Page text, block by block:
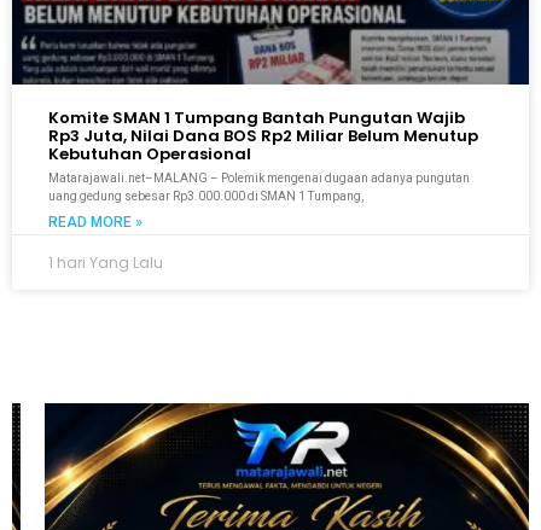
Komite SMAN 1 Tumpang Bantah Pungutan Wajib
Rp3 Juta, Nilai Dana BOS Rp2 Miliar Belum Menutup
Kebutuhan Operasional
Matarajawali.net–MALANG – Polemik mengenai dugaan adanya pungutan
uang gedung sebesar Rp3.000.000 di SMAN 1 Tumpang,
READ MORE »
1 hari Yang Lalu